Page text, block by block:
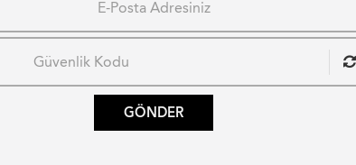
GÖNDER